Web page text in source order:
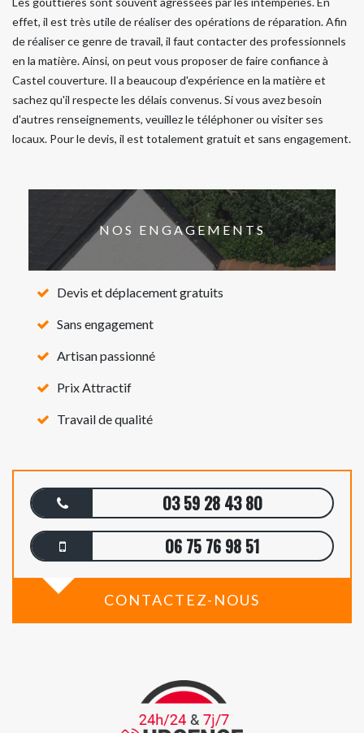
effet, il est très utile de réaliser des opérations de réparation. Afin
de réaliser ce genre de travail, il faut contacter des professionnels
en la matière. Ainsi, on peut vous proposer de faire confiance à
Castel couverture. Il a beaucoup d'expérience en la matière et
sachez qu'il respecte les délais convenus. Si vous avez besoin
d'autres renseignements, veuillez le téléphoner ou visiter ses
locaux. Pour le devis, il est totalement gratuit et sans engagement.
NOS ENGAGEMENTS
Devis et déplacement gratuits
Sans engagement
Artisan passionné
Prix Attractif
Travail de qualité
03 59 28 43 80
06 75 76 98 51
CONTACTEZ-NOUS